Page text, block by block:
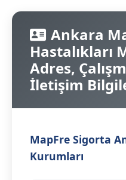
Ankara
Hastalıkları
Adres,
İletişim
MapFre Sigorta
Kurumları